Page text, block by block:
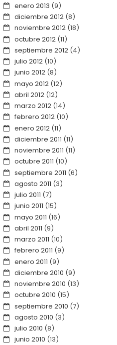
enero 2013 (9)
diciembre 2012(8)
noviembre 2012(18)
octubre 2012(11)
septiembre 2012(4)
julio 2012(10)
junio 2012(8)
mayo 2012(12)
abril 2012(12)
marzo 2012(14)
febrero 2012(10)
enero 2012(11)
diciembre 2011 (11)
noviembre 2011 (11)
octubre 2011 (10)
septiembre 2011 (6)
agosto 2011 (3)
julio 2011 (7)
junio 2011 (15)
mayo 2011 (16)
abril 2011 (9)
marzo 2011 (10)
febrero 2011 (9)
enero 2011 (9)
diciembre 2010 (9)
noviembre 2010 (13)
octubre 2010 (15)
septiembre 2010 (7)
agosto 2010 (3)
julio 2010 (8)
junio 2010 (13)